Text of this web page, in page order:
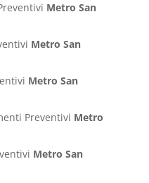
Metro San
Metro San
Metro San
Preventivi Metro
Metro San